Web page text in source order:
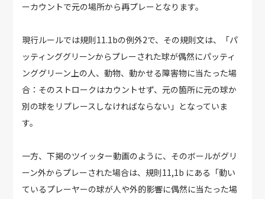
ーカウントで元の場所から再プレーとなります。
現行ルールでは規則11.1bの例外2で、その規則文は、「パ
ッティンググリーンからプレーされた球が偶然にパッティ
ンググリーン上の人、動物、動かせる障害物に当たった場
合：そのストロークはカウントせず、元の箇所に元の球か
別の球をリプレースしなければならない」となっていま
す。
一方、下掲のツイッター動画のように、そのボールがグリ
ーン外からプレーされた場合は、規則11,1b にある「動い
ているプレーヤーの球が人や外的影響に偶然に当たった場